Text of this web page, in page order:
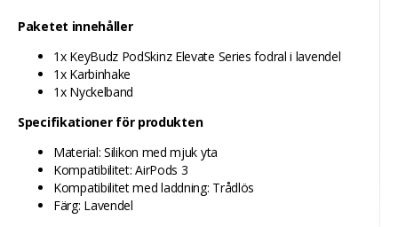
Paketet innehåller
1x KeyBudz PodSkinz Elevate Series fodral i lavendel
1x Karbinhake
1x Nyckelband
Specifikationer för produkten
Material: Silikon med mjuk yta
Kompatibilitet: AirPods 3
Kompatibilitet med laddning: Trådlös
Färg: Lavendel